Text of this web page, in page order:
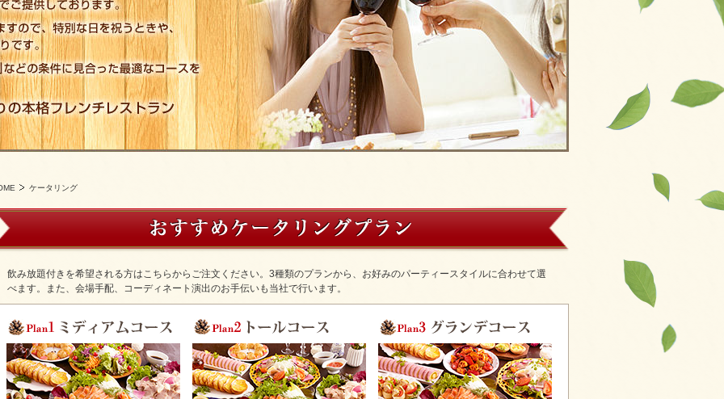
ケータリング
飲み放題付きを希望される方はこちらからご注文ください。3種類のプランから、お好みのパーティースタイルに合わせて選
べます。また、会場手配、コーディネート演出のお手伝いも当社で行います。